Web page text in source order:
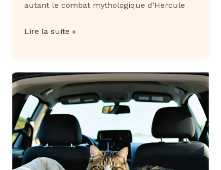
autant le combat mythologique d’Hercule
Couper
d’un
chat
qui
se
débat
5
Lire la suite »